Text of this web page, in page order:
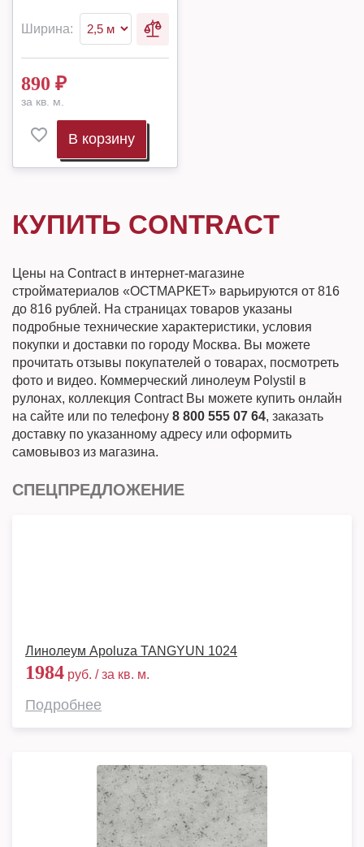
Ширина:
890 ₽
за кв. м.
В корзину
КУПИТЬ CONTRACT
Цены на Contract в интернет-магазине
стройматериалов «ОСТМАРКЕТ» варьируются от 816
до 816 рублей. На страницах товаров указаны
подробные технические характеристики, условия
покупки и доставки по городу Москва. Вы можете
прочитать отзывы покупателей о товарах, посмотреть
фото и видео. Коммерческий линолеум Polystil в
рулонах, коллекция Contract Вы можете купить онлайн
на сайте или по телефону 8 800 555 07 64, заказать
доставку по указанному адресу или оформить
самовывоз из магазина.
СПЕЦПРЕДЛОЖЕНИЕ
Линолеум Apoluza TANGYUN 1024
1984 руб. / за кв. м.
Подробнее